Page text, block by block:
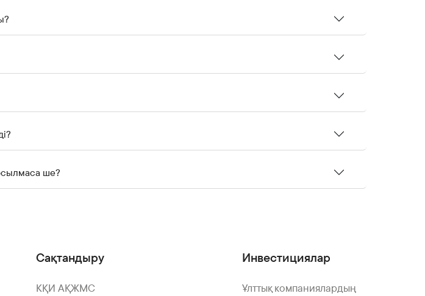
ше?
Сақтандыру
КҚИ АҚЖМС
Инвестициялар
Ұлттық компаниялардың